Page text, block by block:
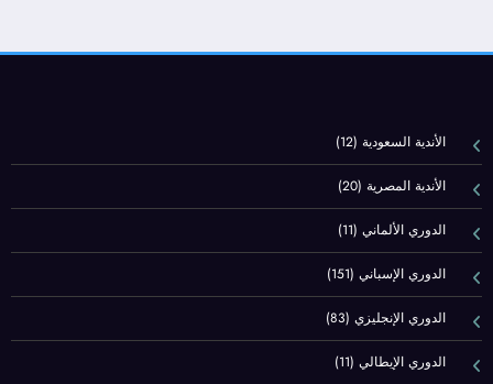
الأندية السعودية(12)
الأندية المصرية(20)
الدوري الألماني(11)
الدوري الإسباني(151)
الدوري الإنجليزي(83)
الدوري الإيطالي(11)